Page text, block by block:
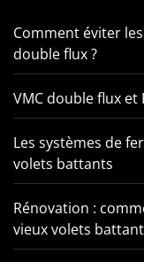
Comment éviter
double flux ?
VMC double flux et
Les systèmes de
volets battants
Rénovation :
vieux volets